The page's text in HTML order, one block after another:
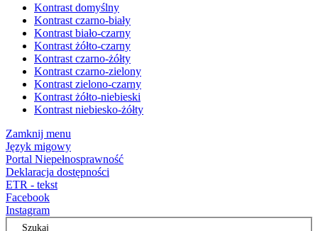
Kontrast domyślny
Kontrast czarno-biały
Kontrast biało-czarny
Kontrast żółto-czarny
Kontrast czarno-żółty
Kontrast czarno-zielony
Kontrast zielono-czarny
Kontrast żółto-niebieski
Kontrast niebiesko-żółty
Zamknij menu
Język migowy
Portal Niepełnosprawność
Deklaracja dostępności
ETR - tekst
Facebook
Instagram
Szukaj